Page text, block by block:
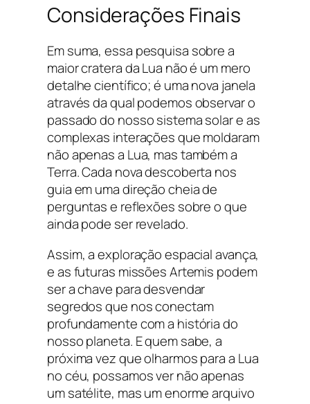
Considerações Finais
Em suma, essa pesquisa sobre a
maior cratera da Lua não é um mero
detalhe científico; é uma nova janela
através da qual podemos observar o
passado do nosso sistema solar e as
complexas interações que moldaram
não apenas a Lua, mas também a
Terra. Cada nova descoberta nos
guia em uma direção cheia de
perguntas e reflexões sobre o que
ainda pode ser revelado.
Assim, a exploração espacial avança,
e as futuras missões Artemis podem
ser a chave para desvendar
segredos que nos conectam
profundamente com a história do
nosso planeta. E quem sabe, a
próxima vez que olharmos para a Lua
no céu, possamos ver não apenas
um satélite, mas um enorme arquivo